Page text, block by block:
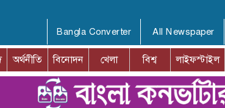
Bangla Converter All Newspaper
অর্থনীতি বিনোদন খেলা বিশ্ব লাইফস্টাইল